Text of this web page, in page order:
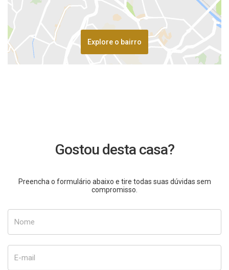
Explore o bairro
Gostou desta casa?
Preencha o formulário abaixo e tire todas suas dúvidas sem
compromisso.